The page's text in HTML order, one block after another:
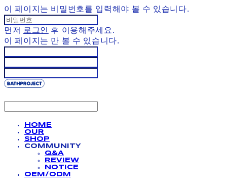
이 페이지는 비밀번호를 입력해야 볼 수 있습니다.
먼저 로그인 후 이용해주세요.
이 페이지는 만 볼 수 있습니다.
HOME
OUR
SHOP
COMMUNITY
Q&A
REVIEW
NOTICE
OEM/ODM